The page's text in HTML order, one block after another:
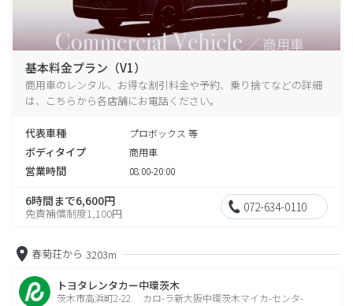
基本料金プラン（V1）
商用車のレンタル、お得な割引料金や予約、乗り捨てなどの詳細
は、こちらから各店舗にお電話ください。
代表車種 プロボックス 等
ボディタイプ 商用車
営業時間 08:00-20:00
6時間まで6,600円
免責補償制度1,100円 072-634-0110
春菊荘から 3203m
トヨタレンタカー中環茨木
茨木市高浜町2-22 カロ-ラ新大阪中環茨木マイカ-センタ-